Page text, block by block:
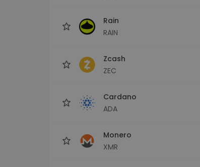
Rain
RAIN
Zcash
ZEC
Cardano
ADA
Monero
XMR